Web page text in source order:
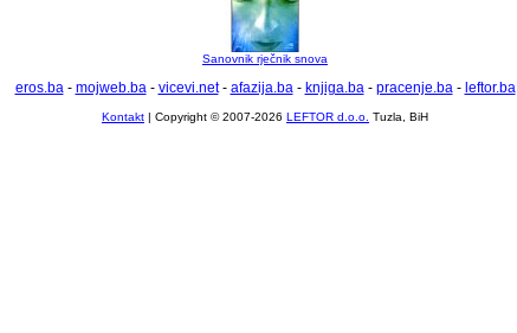
Sanovnik rječnik snova
eros.ba- mojweb.ba- vicevi.net- afazija.ba- knjiga.ba- pracenje.ba- leftor.ba
Kontakt | Copyright © 2007-2026 LEFTOR d.o.o. Tuzla, BiH